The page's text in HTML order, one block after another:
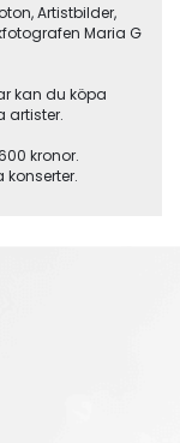
Artistbilder,
Maria G
kan du köpa
artister.
kronor.